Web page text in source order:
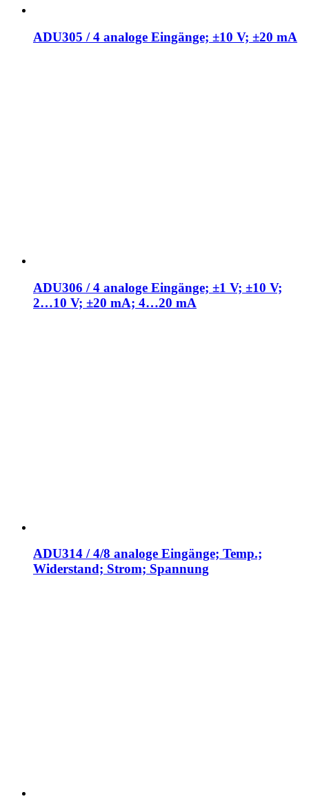
ADU305 / 4 analoge Eingänge; ±10 V; ±20 mA
ADU306 / 4 analoge Eingänge; ±1 V; ±10 V;
2…10 V; ±20 mA; 4…20 mA
ADU314 / 4/8 analoge Eingänge; Temp.;
Widerstand; Strom; Spannung